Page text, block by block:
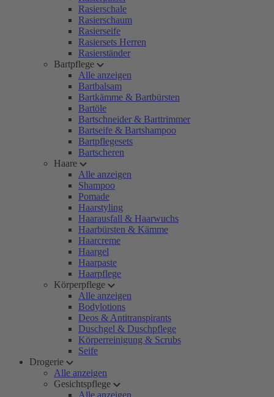
Rasierschale
Rasierschaum
Rasierseife
Rasiersets Herren
Rasierständer
Bartpflege
Alle anzeigen
Bartbalsam
Bartkämme & Bartbürsten
Bartöle
Bartschneider & Barttrimmer
Bartseife & Bartshampoo
Bartpflegesets
Bartscheren
Haare
Alle anzeigen
Shampoo
Pomade
Haarstyling
Haarausfall & Haarwuchs
Haarbürsten & Kämme
Haarcreme
Haargel
Haarpaste
Haarpflege
Körperpflege
Alle anzeigen
Bodylotions
Deos & Antitranspirants
Duschgel & Duschpflege
Körperreinigung & Scrubs
Seife
Drogerie
Alle anzeigen
Gesichtspflege
Alle anzeigen